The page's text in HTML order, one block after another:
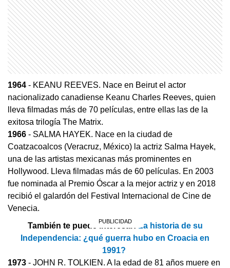
1964 - KEANU REEVES. Nace en Beirut el actor
nacionalizado canadiense Keanu Charles Reeves, quien
lleva filmadas más de 70 películas, entre ellas las de la
exitosa trilogía The Matrix.
1966 - SALMA HAYEK. Nace en la ciudad de
Coatzacoalcos (Veracruz, México) la actriz Salma Hayek,
una de las artistas mexicanas más prominentes en
Hollywood. Lleva filmadas más de 60 películas. En 2003
fue nominada al Premio Óscar a la mejor actriz y en 2018
recibió el galardón del Festival Internacional de Cine de
Venecia.
También te puede interesar:
La historia de su
Independencia: ¿qué guerra hubo en Croacia en
1991?
1973 - JOHN R. TOLKIEN. A la edad de 81 años muere en